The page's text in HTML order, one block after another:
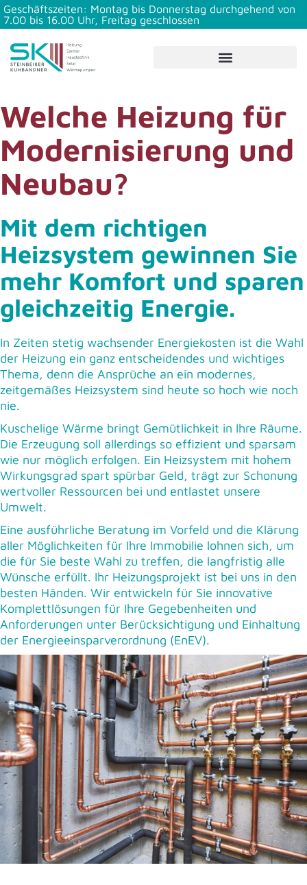
Geschäftszeiten: Montag bis Donnerstag durchgehend von
7.00 bis 16.00 Uhr, Freitag geschlossen
Welche Heizung für
Modernisierung und
Neubau?
Mit dem richtigen
Heizsystem gewinnen Sie
mehr Komfort und sparen
gleichzeitig Energie.
In Zeiten stetig wachsender Energiekosten ist die Wahl
der Heizung ein ganz entscheidendes und wichtiges
Thema, denn die Ansprüche an ein modernes,
zeitgemäßes Heizsystem sind heute so hoch wie noch
nie.
Kuschelige Wärme bringt Gemütlichkeit in Ihre Räume.
Die Erzeugung soll allerdings so effizient und sparsam
wie nur möglich erfolgen. Ein Heizsystem mit hohem
Wirkungsgrad spart spürbar Geld, trägt zur Schonung
wertvoller Ressourcen bei und entlastet unsere
Umwelt.
Eine ausführliche Beratung im Vorfeld und die Klärung
aller Möglichkeiten für Ihre Immobilie lohnen sich, um
die für Sie beste Wahl zu treffen, die langfristig alle
Wünsche erfüllt. Ihr Heizungsprojekt ist bei uns in den
besten Händen. Wir entwickeln für Sie innovative
Komplettlösungen für Ihre Gegebenheiten und
Anforderungen unter Berücksichtigung und Einhaltung
der Energieeinsparverordnung (EnEV).